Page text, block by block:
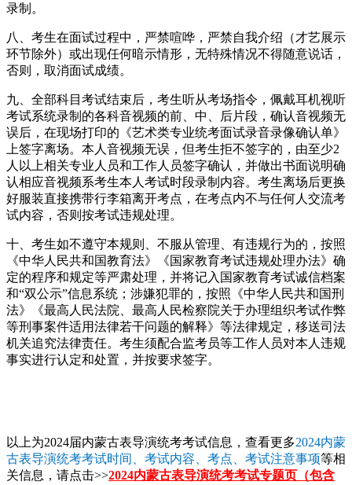
录制。
八、考生在面试过程中，严禁喧哗，严禁自我介绍（才艺展示
环节除外）或出现任何暗示情形，无特殊情况不得随意说话，
否则，取消面试成绩。
九、全部科目考试结束后，考生听从考场指令，佩戴耳机视听
考试系统录制的各科音视频的前、中、后片段，确认音视频无
误后，在现场打印的《艺术类专业统考面试录音录像确认单》
上签字离场。本人音视频无误，但考生拒不签字的，由至少2
人以上相关专业人员和工作人员签字确认，并做出书面说明确
认相应音视频系考生本人考试时段录制内容。考生离场后更换
好服装直接携带行李箱离开考点，在考点内不与任何人交流考
试内容，否则按考试违规处理。
十、考生如不遵守本规则、不服从管理、有违规行为的，按照
《中华人民共和国教育法》《国家教育考试违规处理办法》确
定的程序和规定等严肃处理，并将记入国家教育考试诚信档案
和“双公示”信息系统；涉嫌犯罪的，按照《中华人民共和国刑
法》《最高人民法院、最高人民检察院关于办理组织考试作弊
等刑事案件适用法律若干问题的解释》等法律规定，移送司法
机关追究法律责任。考生须配合监考员等工作人员对本人违规
事实进行认定和处置，并按要求签字。
以上为2024届内蒙古表导演统考考试信息，查看更多2024内蒙
古表导演统考考试时间、考试内容、考点、考试注意事项等相
关信息，请点击>>2024内蒙古表导演统考考试专题页（包含